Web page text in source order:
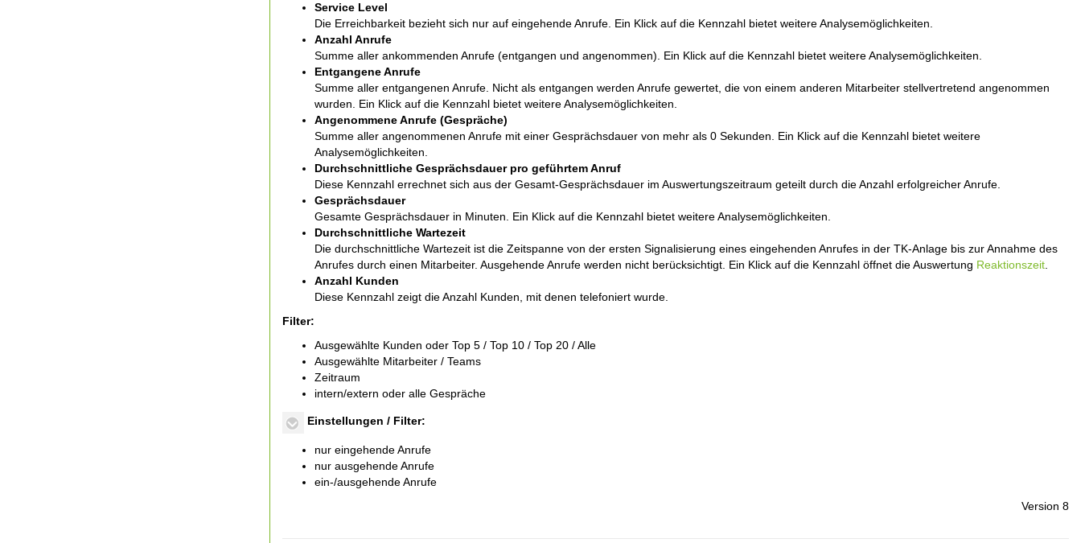
Service Level
Die Erreichbarkeit bezieht sich nur auf eingehende Anrufe. Ein Klick auf die Kennzahl bietet weitere Analysemöglichkeiten.
Anzahl Anrufe
Summe aller ankommenden Anrufe (entgangen und angenommen). Ein Klick auf die Kennzahl bietet weitere Analysemöglichkeiten.
Entgangene Anrufe
Summe aller entgangenen Anrufe. Nicht als entgangen werden Anrufe gewertet, die von einem anderen Mitarbeiter stellvertretend angenommen
wurden. Ein Klick auf die Kennzahl bietet weitere Analysemöglichkeiten.
Angenommene Anrufe (Gespräche)
Summe aller angenommenen Anrufe mit einer Gesprächsdauer von mehr als 0 Sekunden. Ein Klick auf die Kennzahl bietet weitere
Analysemöglichkeiten.
Durchschnittliche Gesprächsdauer pro geführtem Anruf
Diese Kennzahl errechnet sich aus der Gesamt-Gesprächsdauer im Auswertungszeitraum geteilt durch die Anzahl erfolgreicher Anrufe.
Gesprächsdauer
Gesamte Gesprächsdauer in Minuten. Ein Klick auf die Kennzahl bietet weitere Analysemöglichkeiten.
Durchschnittliche Wartezeit
Die durchschnittliche Wartezeit ist die Zeitspanne von der ersten Signalisierung eines eingehenden Anrufes in der TK-Anlage bis zur Annahme des
Anrufes durch einen Mitarbeiter. Ausgehende Anrufe werden nicht berücksichtigt. Ein Klick auf die Kennzahl öffnet die Auswertung Reaktionszeit
Anzahl Kunden
Diese Kennzahl zeigt die Anzahl Kunden, mit denen telefoniert wurde.
Filter:
Ausgewählte Kunden oder Top 5 / Top 10 / Top 20 / Alle
Ausgewählte Mitarbeiter / Teams
Zeitraum
intern/extern oder alle Gespräche
Einstellungen / Filter:
nur eingehende Anrufe
nur ausgehende Anrufe
ein-/ausgehende Anrufe
Version 8